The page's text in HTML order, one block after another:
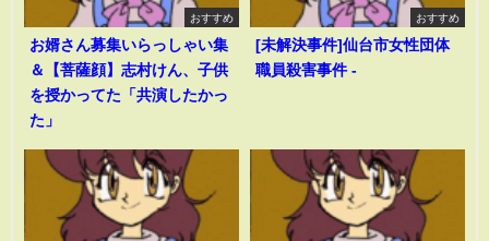
おすすめ
お婿さん募集いらっしゃい集
＆【菩薩顔】志村けん、子供
を授かってた「共演したかっ
た」
おすすめ
[未解決事件]仙台市女性団体
職員殺害事件 -